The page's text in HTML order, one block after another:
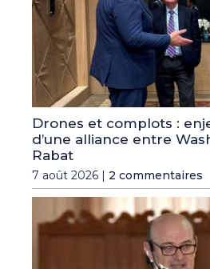
Drones et complots :
d’une alliance entre
Rabat
7 août 2026 | 2 commentaires